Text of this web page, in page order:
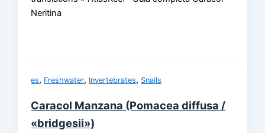
Neritina
es, Freshwater, Invertebrates, Snails
Caracol Manzana (Pomacea diffusa /
«bridgesii»)